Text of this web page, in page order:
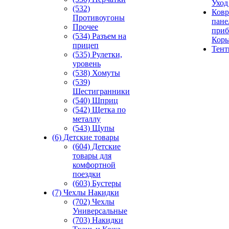
(532)
Противоугоны
Прочее
(534) Разъем на
прицеп
(535) Рулетки,
уровень
(538) Хомуты
(539)
Шестигранники
(540) Шприц
(542) Щетка по
металлу
(543) Щупы
(6) Детские товары
(604) Детские
товары для
комфортной
поездки
(603) Бустеры
(7) Чехлы Накидки
(702) Чехлы
Универсальные
(703) Накидки
Уход